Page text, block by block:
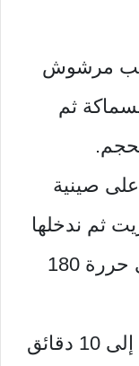
مرشوش
ثم
صينية
ثم ندخلها
إلى فرن محمّى مسبقا على حررة 180
نترك الخبز في الفرن من 8 إلى 10 دقائق